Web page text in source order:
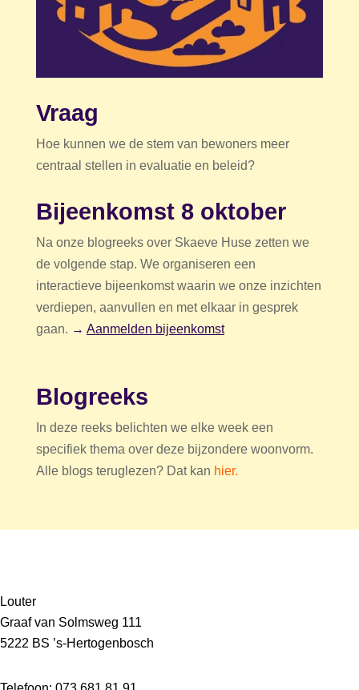
Vraag
Hoe kunnen we de stem van bewoners meer
centraal stellen in evaluatie en beleid?
Bijeenkomst 8 oktober
Na onze blogreeks over Skaeve Huse zetten we
de volgende stap. We organiseren een
interactieve bijeenkomst waarin we onze inzichten
verdiepen, aanvullen en met elkaar in gesprek
gaan. → Aanmelden bijeenkomst
Blogreeks
In deze reeks belichten we elke week een
specifiek thema over deze bijzondere woonvorm.
Alle blogs teruglezen? Dat kan hier.
Louter
Graaf van Solmsweg 111
5222 BS ’s-Hertogenbosch